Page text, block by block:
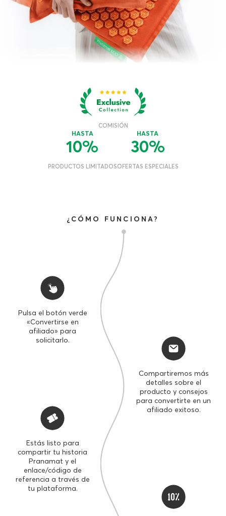
HASTA
10%
PRODUCTOS LIMITADOS OFERTAS ESPECIALES
¿CÓMO FUNCIONA?
Pulsa el botón verde
«Convertirse en
afiliado» para
solicitarlo.
Compartiremos más
detalles sobre el
producto y consejos
para convertirte en un
afiliado exitoso.
Estás listo para
compartir tu historia
Pranamat y el
enlace/código de
referencia a través de
tu plataforma.